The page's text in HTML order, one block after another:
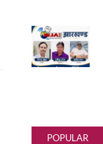
POPULAR